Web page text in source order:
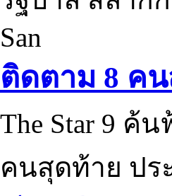
San
ติดตาม 8 คน
The Star 9 ค้
คนสุดท้าย ปร